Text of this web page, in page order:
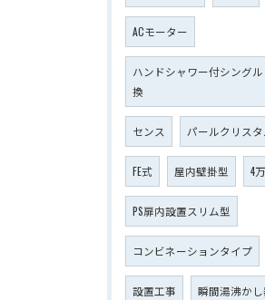
ACモーター
ハンドシャワー付シング
換
センス パールクリスタ
FE式 屋内壁掛型 4
PS扉内設置スリム型
コンビネーションタイプ
設置工事 瞬間湯沸か